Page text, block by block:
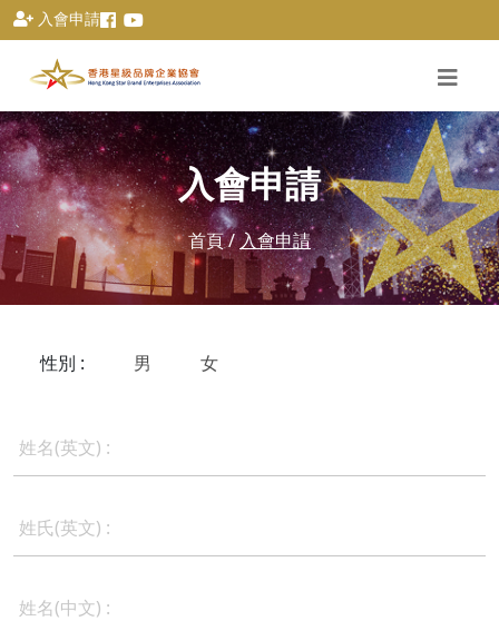
入會申請
入會申請
首頁/入會申請
性別 : 男 女
姓名(英文) :
姓氏(英文) :
姓名(中文) :